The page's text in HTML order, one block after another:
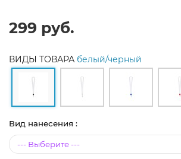
299 руб.
ВИДЫ ТОВАРА белый/черный
Вид нанесения :